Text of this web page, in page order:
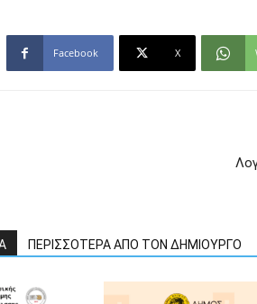
Facebook X
ΠΕΡΙΣΣΟΤΕΡΑ ΑΠΟ ΤΟΝ ΔΗΜΙΟΥΡΓΟ